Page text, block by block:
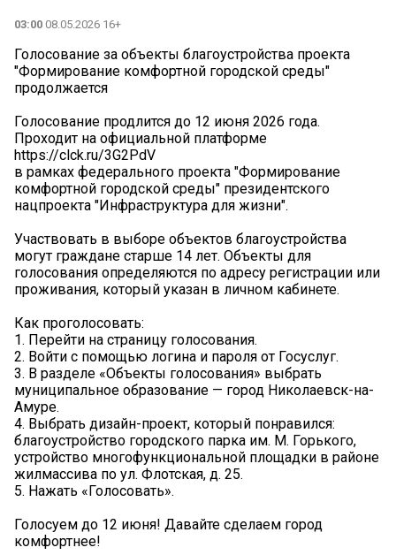
03:00 08.05.2026 16+
Голосование за объекты благоустройства проекта
"Формирование комфортной городской среды"
продолжается
Голосование продлится до 12 июня 2026 года.
Проходит на официальной платформе
https://clck.ru/3G2PdV
в рамках федерального проекта "Формирование
комфортной городской среды" президентского
нацпроекта "Инфраструктура для жизни".
Участвовать в выборе объектов благоустройства
могут граждане старше 14 лет. Объекты для
голосования определяются по адресу регистрации или
проживания, который указан в личном кабинете.
Как проголосовать:
1. Перейти на страницу голосования.
2. Войти с помощью логина и пароля от Госуслуг.
3. В разделе «Объекты голосования» выбрать
муниципальное образование — город Николаевск-на-
Амуре.
4. Выбрать дизайн-проект, который понравился:
благоустройство городского парка им. М. Горького,
устройство многофункциональной площадки в районе
жилмассива по ул. Флотская, д. 25.
5. Нажать «Голосовать».
Голосуем до 12 июня! Давайте сделаем город
комфортнее!